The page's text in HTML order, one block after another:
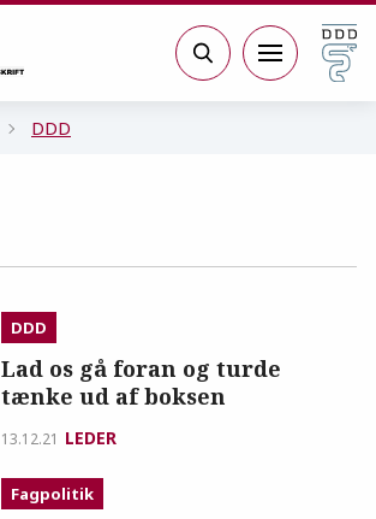
Søg
DDD
DDD
Lad os gå foran og turde
tænke ud af boksen
13.12.21 LEDER
Fagpolitik